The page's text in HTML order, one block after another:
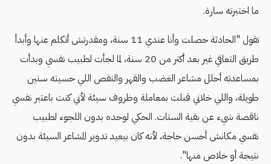
ما اختبرته سارة.
تقول "الحادثة حصلت وأنا عندي 11 سنة، ومقدرتش أتكلم عنها وأبدأ
طريق التعافي غير بعد أكتر من 20 سنة، لما لجأت لطبيب نفسي وبدأت
بمساعدته أحلل مشاعر الغضب والقهر والنقص اللي حسيته سنين
طويلة، واللي خلاني قبلت بمعاملة وظروف سيئة لأني كنت باعتبر نفسي
ناقصة شيء عن بقية الستات. الحكي لوحده بدون اللجوء لطبيب
نفسي مكانش أحسن حاجة، لأنه كان بيعيد تدوير المشاعر السيئة بدون
نتيجة أو خلاص منها".